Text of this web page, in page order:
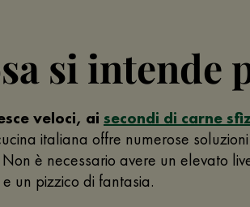
si intende
veloci, ai secondi di carne
italiana offre numerose
è necessario avere un elevato
un pizzico di fantasia.